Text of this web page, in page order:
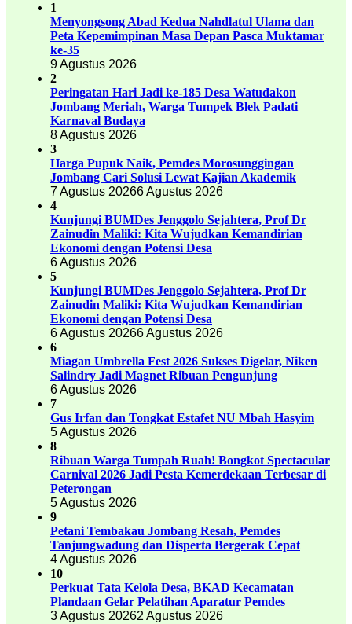
1
Menyongsong Abad Kedua Nahdlatul Ulama dan
Peta Kepemimpinan Masa Depan Pasca Muktamar
ke-35
9 Agustus 2026
2
Peringatan Hari Jadi ke-185 Desa Watudakon
Jombang Meriah, Warga Tumpek Blek Padati
Karnaval Budaya
8 Agustus 2026
3
Harga Pupuk Naik, Pemdes Morosunggingan
Jombang Cari Solusi Lewat Kajian Akademik
7 Agustus 20266 Agustus 2026
4
Kunjungi BUMDes Jenggolo Sejahtera, Prof Dr
Zainudin Maliki: Kita Wujudkan Kemandirian
Ekonomi dengan Potensi Desa
6 Agustus 2026
5
Kunjungi BUMDes Jenggolo Sejahtera, Prof Dr
Zainudin Maliki: Kita Wujudkan Kemandirian
Ekonomi dengan Potensi Desa
6 Agustus 20266 Agustus 2026
6
Miagan Umbrella Fest 2026 Sukses Digelar, Niken
Salindry Jadi Magnet Ribuan Pengunjung
6 Agustus 2026
7
Gus Irfan dan Tongkat Estafet NU Mbah Hasyim
5 Agustus 2026
8
Ribuan Warga Tumpah Ruah! Bongkot Spectacular
Carnival 2026 Jadi Pesta Kemerdekaan Terbesar di
Peterongan
5 Agustus 2026
9
Petani Tembakau Jombang Resah, Pemdes
Tanjungwadung dan Disperta Bergerak Cepat
4 Agustus 2026
10
Perkuat Tata Kelola Desa, BKAD Kecamatan
Plandaan Gelar Pelatihan Aparatur Pemdes
3 Agustus 20262 Agustus 2026